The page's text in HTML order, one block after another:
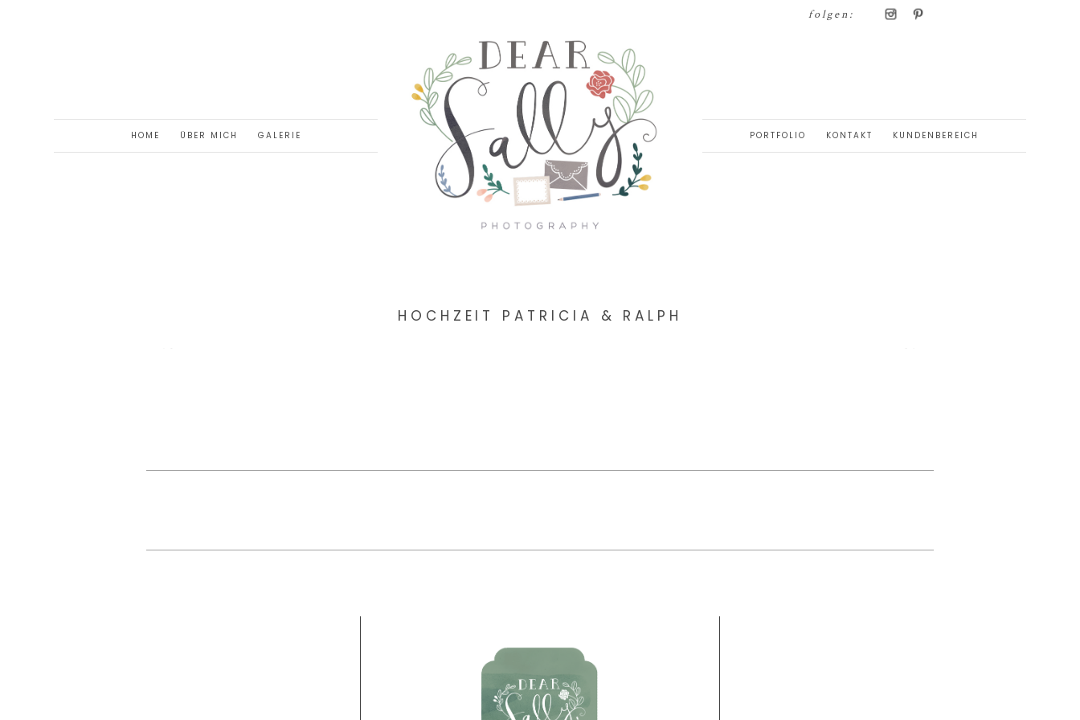
folgen:
HOME ÜBER MICH GALERIE PORTFOLIO KONTAKT KUNDENBEREICH
HOCHZEIT PATRICIA & RALPH
INSTAGRAM